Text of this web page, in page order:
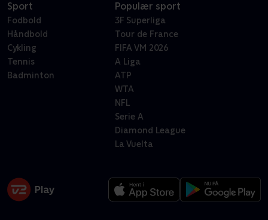
Sport
Fodbold
Håndbold
Cykling
Tennis
Badminton
Populær sport
3F Superliga
Tour de France
FIFA VM 2026
A Liga
ATP
WTA
NFL
Serie A
Diamond League
La Vuelta